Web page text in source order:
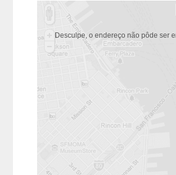
Desculpe, o endereço não pôde ser